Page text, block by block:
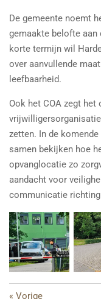
De gemeente noemt
gemaakte belofte aan
korte termijn wil
over aanvullende
leefbaarheid.
Ook het COA zegt
zetten. In de
samen bekijken hoe
opvanglocatie zo
aandacht voor
communicatie
« Vorige